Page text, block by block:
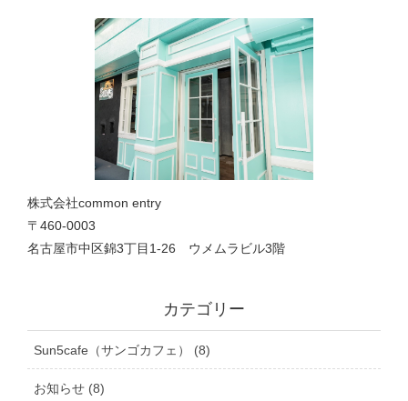
株式会社common entry
〒460-0003
名古屋市中区錦3丁目1‐26 ウメムラビル3階
カテゴリー
Sun5cafe（サンゴカフェ） (8)
お知らせ (8)